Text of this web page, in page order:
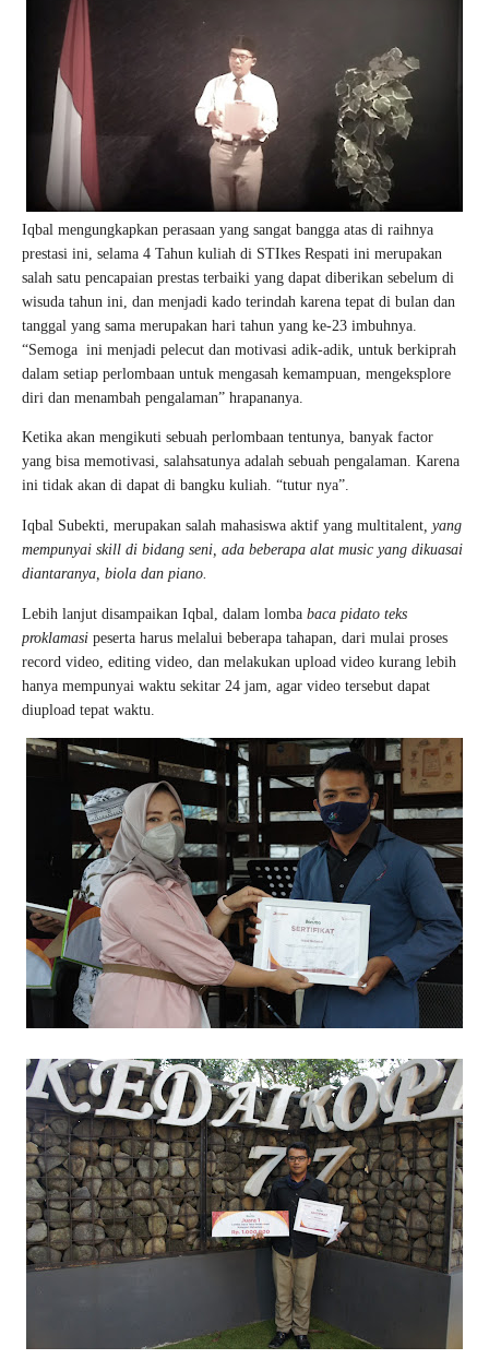
Iqbal mengungkapkan perasaan yang sangat bangga atas di raihnya
prestasi ini, selama 4 Tahun kuliah di STIkes Respati ini merupakan
salah satu pencapaian prestas terbaiki yang dapat diberikan sebelum di
wisuda tahun ini, dan menjadi kado terindah karena tepat di bulan dan
tanggal yang sama merupakan hari tahun yang ke-23 imbuhnya.
“Semoga ini menjadi pelecut dan motivasi adik-adik, untuk berkiprah
dalam setiap perlombaan untuk mengasah kemampuan, mengeksplore
diri dan menambah pengalaman” hrapananya.
Ketika akan mengikuti sebuah perlombaan tentunya, banyak factor
yang bisa memotivasi, salahsatunya adalah sebuah pengalaman. Karena
ini tidak akan di dapat di bangku kuliah. “tutur nya”.
Iqbal Subekti, merupakan salah mahasiswa aktif yang multitalent, yang
mempunyai skill di bidang seni, ada beberapa alat music yang dikuasai
diantaranya, biola dan piano.
Lebih lanjut disampaikan Iqbal, dalam lomba baca pidato teks
proklamasi peserta harus melalui beberapa tahapan, dari mulai proses
record video, editing video, dan melakukan upload video kurang lebih
hanya mempunyai waktu sekitar 24 jam, agar video tersebut dapat
diupload tepat waktu.